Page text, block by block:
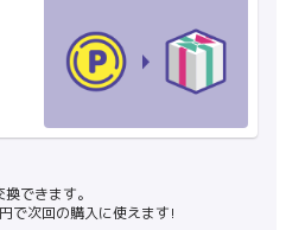
できます。
で次回の購入に使えます!